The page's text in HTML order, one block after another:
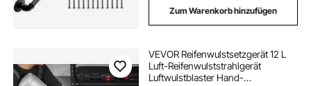
Zum Warenkorb hinzufügen
VEVOR Reifenwulstsetzgerät 12 L
Luft-Reifenwulststrahlgerät
Luftwulstblaster Hand-